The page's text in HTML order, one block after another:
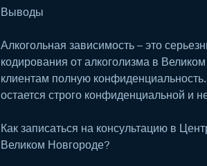
Выводы
Алкогольная зависимость – это
кодирования от алкоголизма в
клиентам полную
остается строго конфиденциальной и
Как записаться на консультацию в
Великом Новгороде?